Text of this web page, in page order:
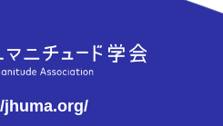
jhuma.org/